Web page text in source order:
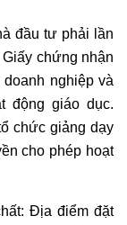
đầu tư phải lần
chứng nhận
nghiệp và
động giáo dục.
chức giảng dạy
cho phép hoạt
Địa điểm đặt